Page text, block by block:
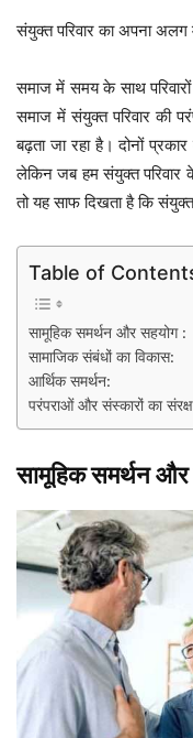
संयुक्त परिवार का अपना अलग
समाज में समय के साथ
समाज में संयुक्त परिवार की
बढ़ता जा रहा है। दोनों
लेकिन जब हम संयुक्त परिवार
तो यह साफ दिखता है कि
Table of
सामूहिक समर्थन और सहयोग :
सामाजिक संबंधों का विकास:
आर्थिक समर्थन:
परंपराओं और संस्कारों का
सामूहिक समर्थन और